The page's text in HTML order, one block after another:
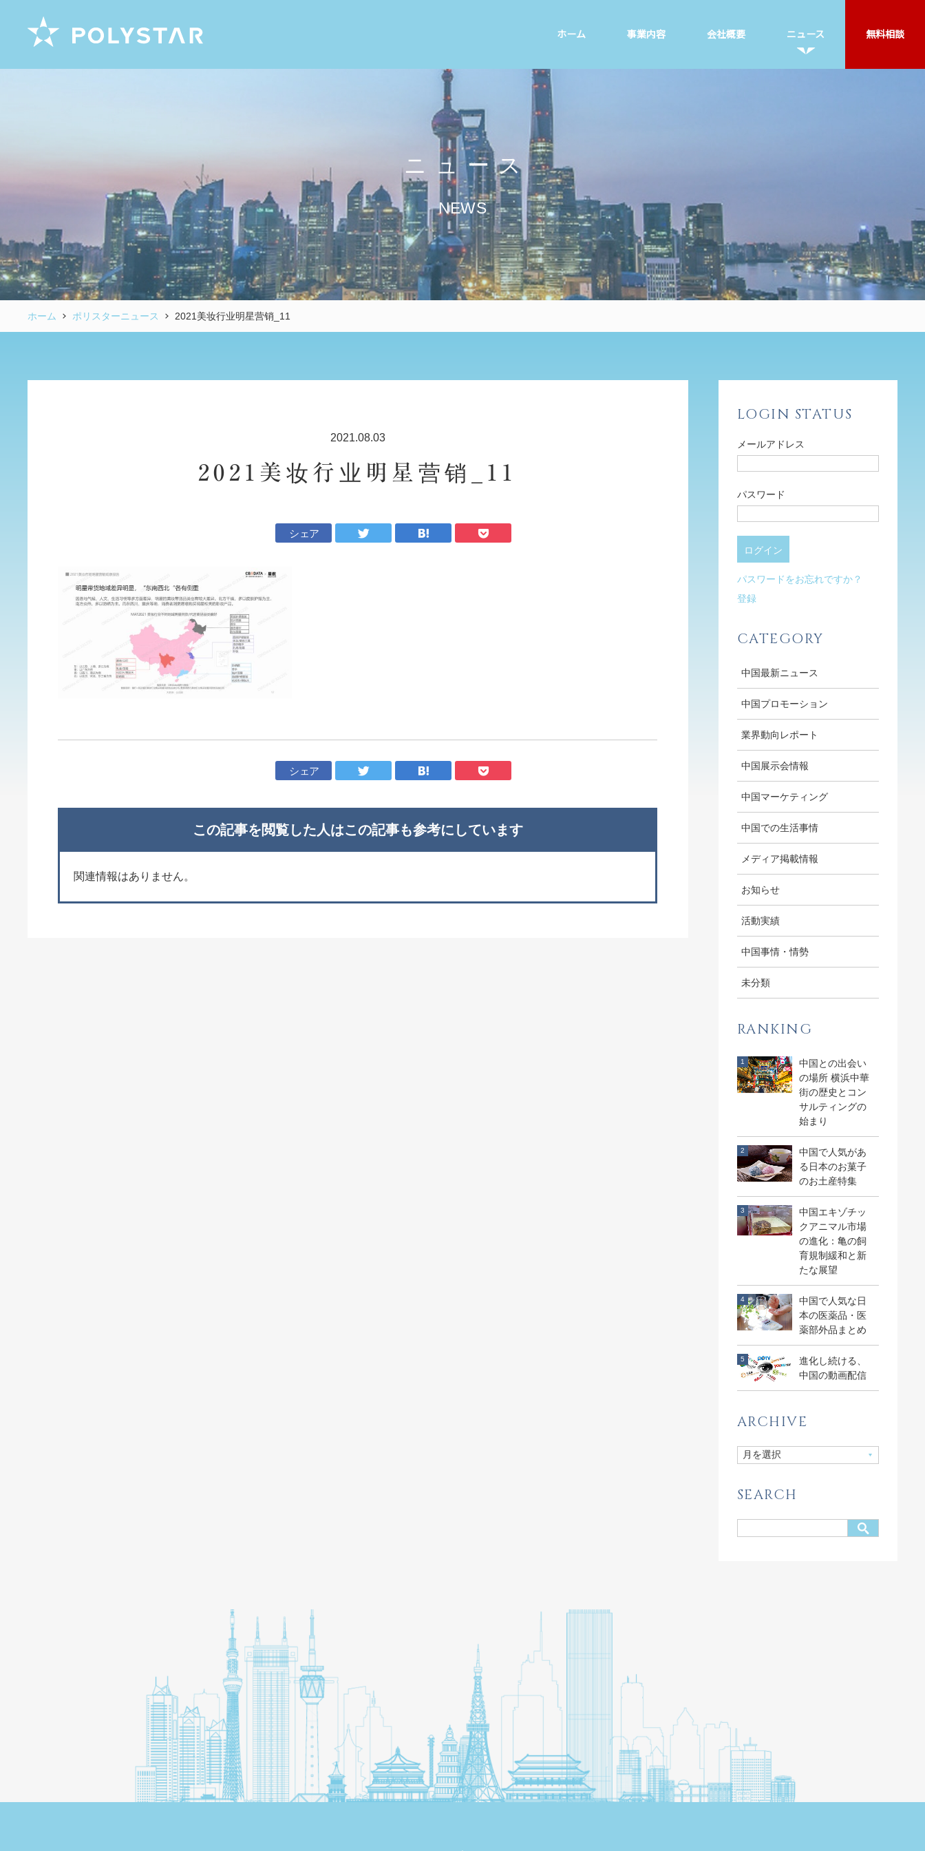
ホーム 事業内容 会社概要 ニュース 無料相談
ニュース
NEWS
ホーム ポリスターニュース 2021美妆行业明星营销_11
2021.08.03
2021美妆行业明星营销_11
シェア
シェア
この記事を閲覧した人はこの記事も参考にしています
関連情報はありません。
LOGIN STATUS
メールアドレス
パスワード
パスワードをお忘れですか？
登録
CATEGORY
中国最新ニュース
中国プロモーション
業界動向レポート
中国展示会情報
中国マーケティング
中国での生活事情
メディア掲載情報
お知らせ
活動実績
中国事情・情勢
未分類
RANKING
中国との出会い
の場所 横浜中華
街の歴史とコン
サルティングの
始まり
中国で人気があ
る日本のお菓子
のお土産特集
中国エキゾチッ
クアニマル市場
の進化：亀の飼
育規制緩和と新
たな展望
中国で人気な日
本の医薬品・医
薬部外品まとめ
進化し続ける、
中国の動画配信
ARCHIVE
SEARCH